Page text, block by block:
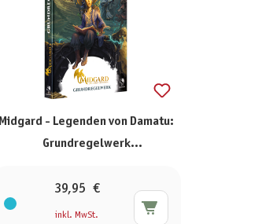
Midgard - Legenden von Damatu:
Grundregelwerk
39,95 €
inkl. MwSt.